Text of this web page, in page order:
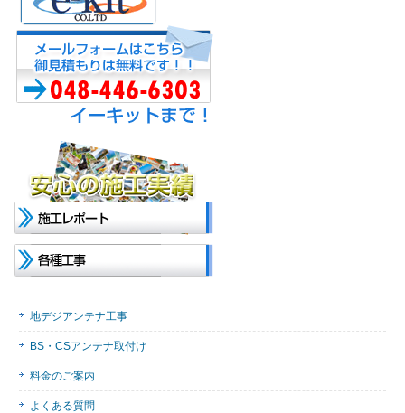
地デジアンテナ工事
BS・CSアンテナ取付け
料金のご案内
よくある質問